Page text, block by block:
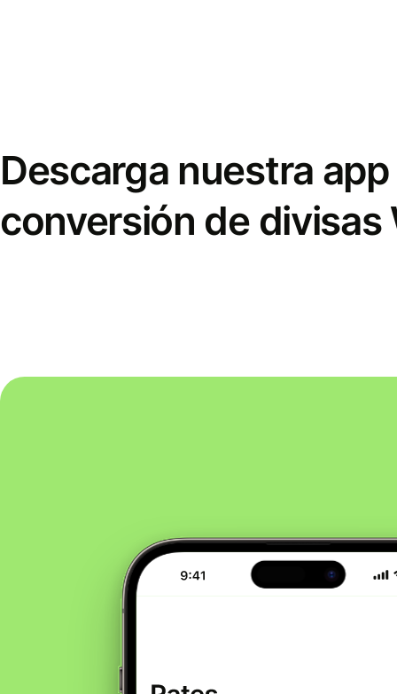
Descarga nuestra
conversión de divisas